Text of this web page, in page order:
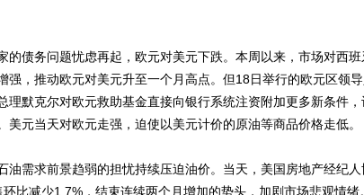
债务问题忧虑再起，欧元对美元下跌。本周以来，市场对西班
强，推动欧元对美元升至一个月高点。但18日举行的欧元区领导
理默克尔对欧元救助基金直接向银行系统注资附加更多新条件，
元当天对欧元走强，迫使以美元计价的原油等商品价格走低。
需求前景趋弱的担忧持续压迫油价。当天，美国房地产经纪人
比减少1.7%，结束连续两个月增加的势头，加剧市场悲观情绪。